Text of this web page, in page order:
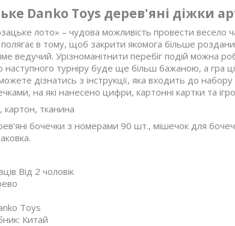
Danko Toys дерев'яні діжки
лото» – чудова можливість провести весело
полягає в тому, щоб закрити якомога більше
ведучий. Урізноманітнити перебіг подій можна
турніру буде ще більш бажаною, а гра
дізнатись з інструкції, яка входить до
на які нанесено цифри, картонні картки та
картон, тканина
бочечки з номерами 90 шт., мішечок для
Від 2 чоловік
Toys
Китай